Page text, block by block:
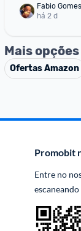
Fabio Gomes
há 2 d
Mais opções
OfertasAmazon
Promobit
Entre no